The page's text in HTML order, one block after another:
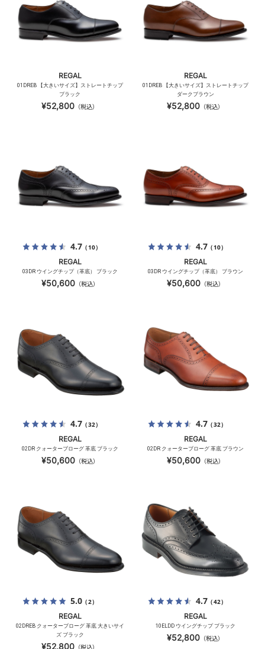
REGAL
01DREB 【大きいサイズ】ストレートチップ
ブラック
¥52,800 （税込）
REGAL
01DREB 【大きいサイズ】ストレートチップ
ダークブラウン
¥52,800 （税込）
4.7（10）
REGAL
03DR ウイングチップ（革底） ブラック
¥50,600（税込）
4.7（10）
REGAL
03DR ウイングチップ（革底） ブラウン
¥50,600（税込）
4.7（32）
REGAL
02DR クォーターブローグ 革底 ブラック
¥50,600（税込）
4.7（32）
REGAL
02DR クォーターブローグ 革底 ブラウン
¥50,600（税込）
5.0（2）
REGAL
02DREB クォーターブローグ 革底 大きいサイ
ズ ブラック
¥52,800 （税込）
4.7（42）
REGAL
10ELDD ウイングチップ ブラック
¥52,800 （税込）